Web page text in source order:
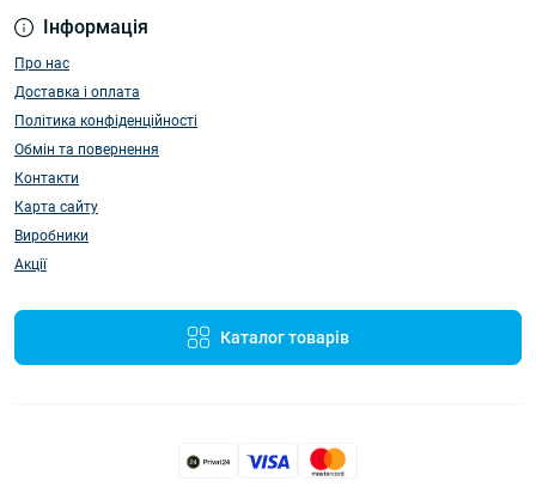
Інформація
Про нас
Доставка і оплата
Політика конфіденційності
Обмін та повернення
Контакти
Карта сайту
Виробники
Акції
Каталог товарів